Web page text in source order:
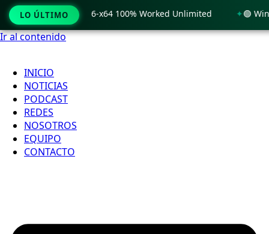
Ir al contenido
INICIO
NOTICIAS
PODCAST
REDES
NOSOTROS
EQUIPO
CONTACTO
LO ÚLTIMO
11 x86-x64 100% Worked Unlimited 🟢 WinRAR